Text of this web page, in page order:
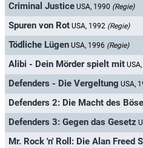
Criminal Justice USA, 1990 (Regie)
Spuren von Rot USA, 1992 (Regie)
Tödliche Lügen USA, 1996 (Regie)
Alibi - Dein Mörder spielt mit
Defenders - Die Vergeltung USA,
Defenders 2: Die Macht des
Defenders 3: Gegen das Gesetz
Mr. Rock 'n' Roll: Die Alan Freed